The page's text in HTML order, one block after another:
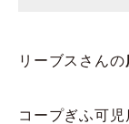
リーブスさんの
コープぎふ可児